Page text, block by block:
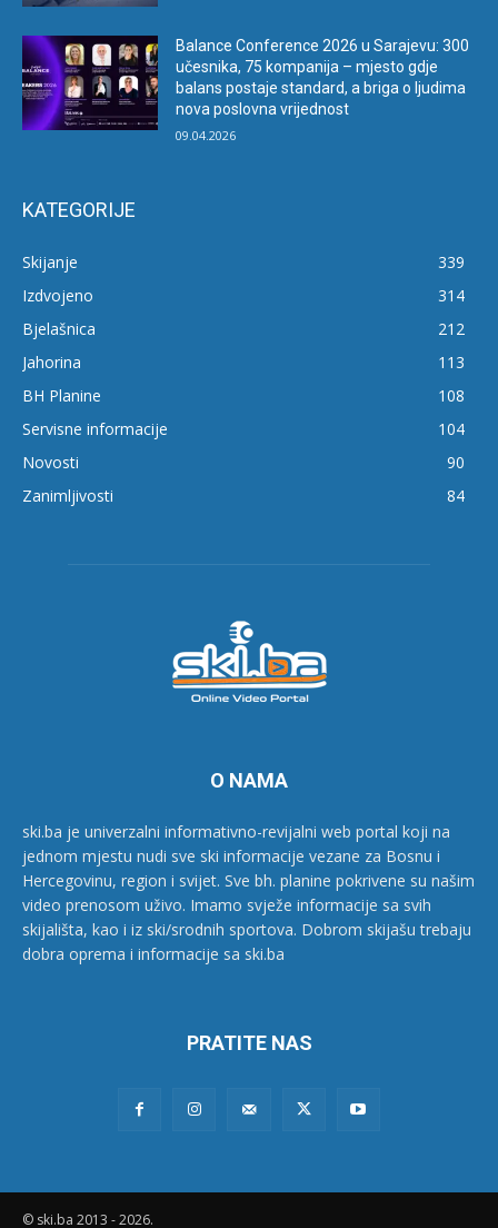
Balance Conference 2026 u Sarajevu: 300
učesnika, 75 kompanija – mjesto gdje
balans postaje standard, a briga o ljudima
nova poslovna vrijednost
09.04.2026
KATEGORIJE
Skijanje
339
Izdvojeno
314
Bjelašnica
212
Jahorina
113
BH Planine
108
Servisne informacije
104
Novosti
90
Zanimljivosti
84
O NAMA
ski.ba je univerzalni informativno-revijalni web portal koji na
jednom mjestu nudi sve ski informacije vezane za Bosnu i
Hercegovinu, region i svijet. Sve bh. planine pokrivene su našim
video prenosom uživo. Imamo svježe informacije sa svih
skijališta, kao i iz ski/srodnih sportova. Dobrom skijašu trebaju
dobra oprema i informacije sa ski.ba
PRATITE NAS
© ski.ba 2013 - 2026.